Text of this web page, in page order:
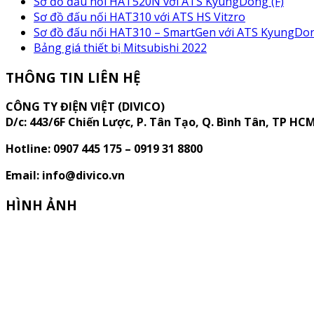
Sơ đồ đấu nối HAT310 với ATS HS Vitzro
Sơ đồ đấu nối HAT310 – SmartGen với ATS
Bảng giá thiết bị Mitsubishi 2022
THÔNG TIN LIÊN HỆ
CÔNG TY ĐIỆN VIỆT (DIVICO)
D/c: 443/6F Chiến Lược, P. Tân Tạo, Q. Bình Tân, TP
Hotline: 0907 445 175 – 0919 31 8800
Email: info@divico.vn
HÌNH ẢNH